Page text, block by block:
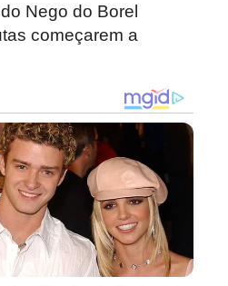
Nego do Borel
começarem a